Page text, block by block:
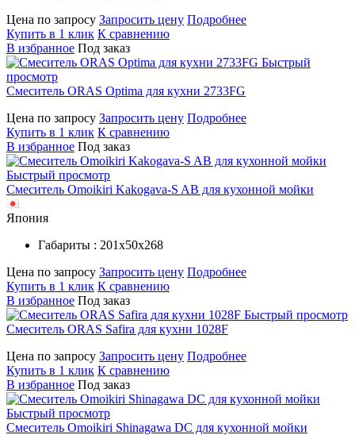
Цена по запросу Запросить цену Подробнее
Купить в 1 клик К сравнению
В избранное Под заказ
Быстрый
просмотр
Смеситель ORAS Optima для кухни 2733FG
Цена по запросу Запросить цену Подробнее
Купить в 1 клик К сравнению
В избранное Под заказ
Быстрый просмотр
Смеситель Omoikiri Kakogava-S AB для кухонной мойки
Япония
Габариты : 201х50х268
Цена по запросу Запросить цену Подробнее
Купить в 1 клик К сравнению
В избранное Под заказ
Быстрый просмотр
Смеситель ORAS Safira для кухни 1028F
Цена по запросу Запросить цену Подробнее
Купить в 1 клик К сравнению
В избранное Под заказ
Быстрый просмотр
Смеситель Omoikiri Shinagawa DC для кухонной мойки